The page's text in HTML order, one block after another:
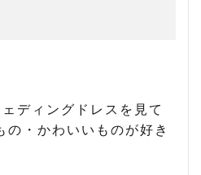
ディングドレスを見て
の・かわいいものが好き